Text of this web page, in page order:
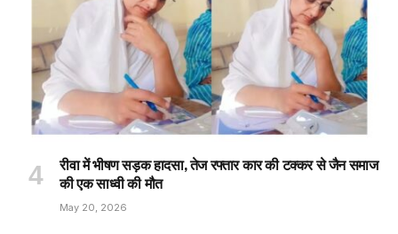
रीवा में भीषण सड़क हादसा, तेज रफ्तार कार की टक्कर से जैन समाज
की एक साध्वी की मौत
May 20, 2026